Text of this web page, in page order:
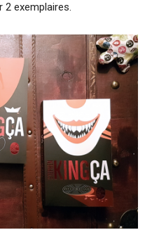
2 exemplaires.